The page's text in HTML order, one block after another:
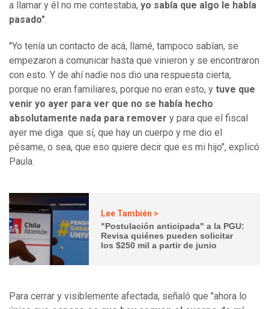
a llamar y él no me contestaba, yo sabía que algo le había
pasado".
"Yo tenía un contacto de acá, llamé, tampoco sabían, se
empezaron a comunicar hasta que vinieron y se encontraron
con esto. Y de ahí nadie nos dio una respuesta cierta,
porque no eran familiares, porque no eran esto, y tuve que
venir yo ayer para ver que no se había hecho
absolutamente nada para remover y para que el fiscal
ayer me diga que sí, que hay un cuerpo y me dio el
pésame, o sea, que eso quiere decir que es mi hijo", explicó
Paula.
Lee También >
"Postulación anticipada" a la PGU:
Revisa quiénes pueden solicitar
los $250 mil a partir de junio
Para cerrar y visiblemente afectada, señaló que "ahora lo